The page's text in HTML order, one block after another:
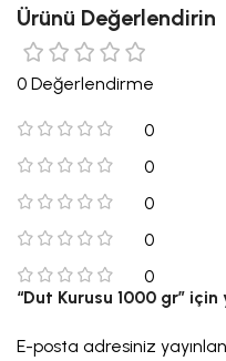
Ürünü Değerlendirin
0 Değerlendirme
0
0
0
0
0
“Dut Kurusu 1000 gr”
E-posta adresiniz